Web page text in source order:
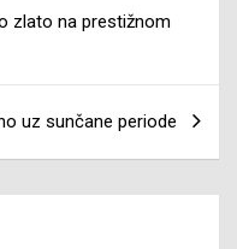
zlato na prestižnom
uz sunčane periode